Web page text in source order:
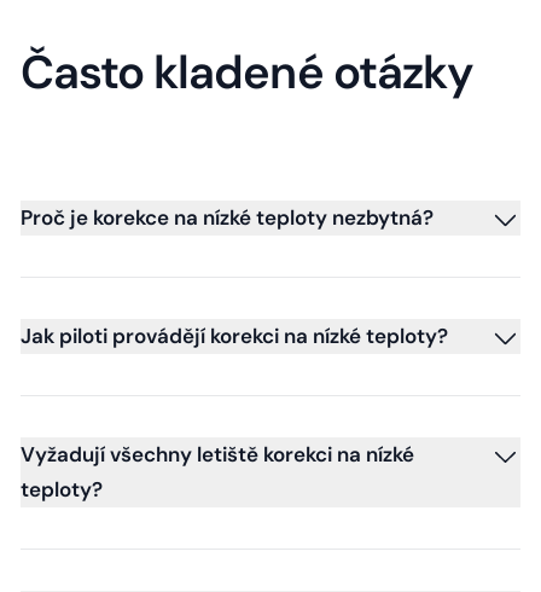
Často kladené otázky
Proč je korekce na nízké teploty nezbytná?
Jak piloti provádějí korekci na nízké teploty?
Vyžadují všechny letiště korekci na nízké
teploty?